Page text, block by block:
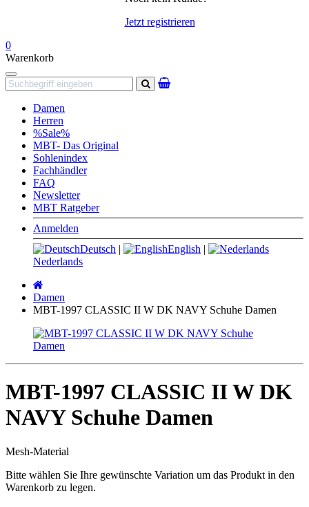
Jetzt registrieren
0
Warenkorb
Navigation
Suchen
Damen
Herren
%Sale%
MBT- Das Original
Sohlenindex
Fachhändler
FAQ
Newsletter
MBT Ratgeber
Anmelden
Deutsch | English |
Nederlands
Damen
MBT-1997 CLASSIC II W DK NAVY Schuhe Damen
MBT-1997 CLASSIC II W DK
NAVY Schuhe Damen
Mesh-Material
Bitte wählen Sie Ihre gewünschte Variation um das Produkt in den
Warenkorb zu legen.